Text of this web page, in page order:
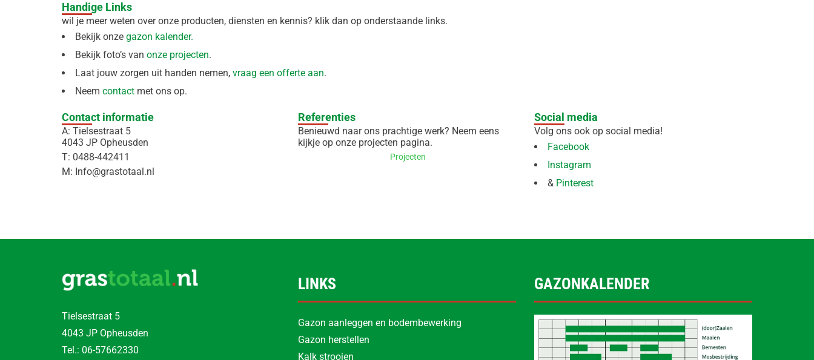
Handige Links
wil je meer weten over onze producten, diensten en kennis? klik dan op onderstaande links.
Bekijk onze gazon kalender.
Bekijk foto’s van onze projecten.
Laat jouw zorgen uit handen nemen, vraag een offerte aan.
Neem contact met ons op.
Contact informatie
A: Tielsestraat 5
4043 JP Opheusden
T: 0488-442411
M: Info@grastotaal.nl
Referenties
Benieuwd naar ons prachtige werk? Neem eens
kijkje op onze projecten pagina.
Projecten
Social media
Volg ons ook op social media!
Facebook
Instagram
& Pinterest
Tielsestraat 5
4043 JP Opheusden
Tel.: 06-57662330
LINKS
Gazon aanleggen en bodembewerking
Gazon herstellen
Kalk strooien
GAZONKALENDER